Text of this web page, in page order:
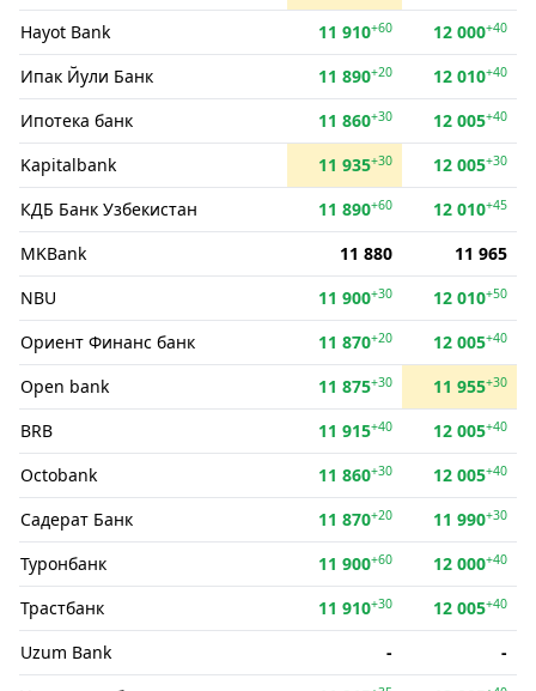
Hayot Bank 11 910+60 12 000+40
Ипак Йули Банк 11 890+20 12 010+40
Ипотека банк 11 860+30 12 005+40
Kapitalbank 11 935+30 12 005+30
КДБ Банк Узбекистан 11 890+60 12 010+45
MKBank 11 880
11 965
NBU
11 900+30 12 010+50
Ориент Финанс банк 11 870+20 12 005+40
Open bank 11 875+30 11 955+30
BRB 11 915+40 12 005+40
Octobank 11 860+30 12 005+40
Садерат Банк 11 870+20 11 990+30
Туронбанк 11 900+60 12 000+40
Трастбанк 11 910+30 12 005+40
Uzum Bank -
-